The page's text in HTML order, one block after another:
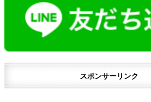
スポンサーリンク